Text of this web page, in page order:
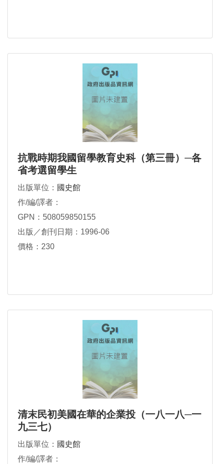
抗戰時期我國留學教育史科（第三冊）─各
省考選留學生
出版單位： 國史館
作/編/譯者：
GPN：508059850155
出版／創刊日期：1996-06
價格：230
清末民初美國在華的企業投（一八一八─一
九三七）
出版單位： 國史館
作/編/譯者：